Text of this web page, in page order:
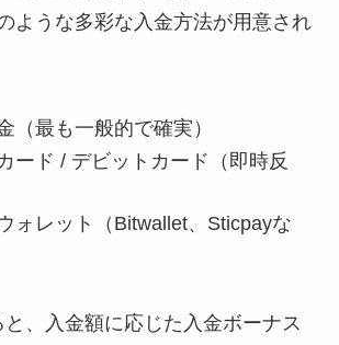
ような多彩な入金方法が用意され
（最も一般的で確実）
ード / デビットカード（即時反
ォレット（Bitwallet、Sticpayな
と、入金額に応じた入金ボーナス